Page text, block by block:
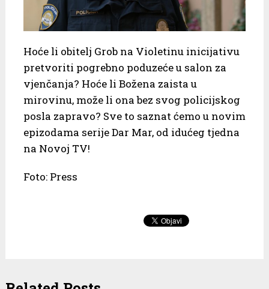
Hoće li obitelj Grob na Violetinu inicijativu
pretvoriti pogrebno poduzeće u salon za
vjenčanja? Hoće li Božena zaista u
mirovinu, može li ona bez svog policijskog
posla zapravo? Sve to saznat ćemo u novim
epizodama serije Dar Mar, od idućeg tjedna
na Novoj TV!
Foto: Press